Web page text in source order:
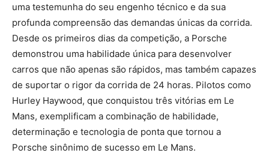
uma testemunha do seu engenho técnico e da sua
profunda compreensão das demandas únicas da corrida.
Desde os primeiros dias da competição, a Porsche
demonstrou uma habilidade única para desenvolver
carros que não apenas são rápidos, mas também capazes
de suportar o rigor da corrida de 24 horas. Pilotos como
Hurley Haywood, que conquistou três vitórias em Le
Mans, exemplificam a combinação de habilidade,
determinação e tecnologia de ponta que tornou a
Porsche sinônimo de sucesso em Le Mans.